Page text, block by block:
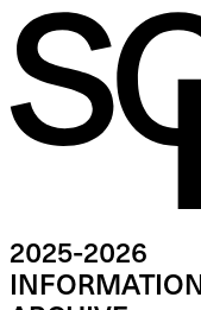
2025-2026
INFORMATION